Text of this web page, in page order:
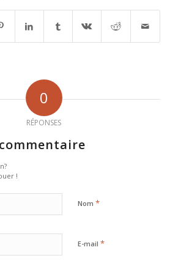
0
RÉPONSES
!
Nom *
E-mail *